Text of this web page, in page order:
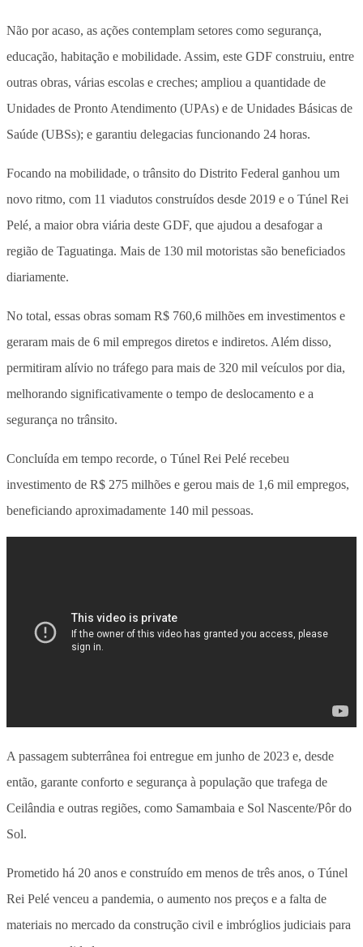
Não por acaso, as ações contemplam setores como segurança,
educação, habitação e mobilidade. Assim, este GDF construiu, entre
outras obras, várias escolas e creches; ampliou a quantidade de
Unidades de Pronto Atendimento (UPAs) e de Unidades Básicas de
Saúde (UBSs); e garantiu delegacias funcionando 24 horas.
Focando na mobilidade, o trânsito do Distrito Federal ganhou um
novo ritmo, com 11 viadutos construídos desde 2019 e o Túnel Rei
Pelé, a maior obra viária deste GDF, que ajudou a desafogar a
região de Taguatinga. Mais de 130 mil motoristas são beneficiados
diariamente.
No total, essas obras somam R$ 760,6 milhões em investimentos e
geraram mais de 6 mil empregos diretos e indiretos. Além disso,
permitiram alívio no tráfego para mais de 320 mil veículos por dia,
melhorando significativamente o tempo de deslocamento e a
segurança no trânsito.
Concluída em tempo recorde, o Túnel Rei Pelé recebeu
investimento de R$ 275 milhões e gerou mais de 1,6 mil empregos,
beneficiando aproximadamente 140 mil pessoas.
A passagem subterrânea foi entregue em junho de 2023 e, desde
então, garante conforto e segurança à população que trafega de
Ceilândia e outras regiões, como Samambaia e Sol Nascente/Pôr do
Sol.
Prometido há 20 anos e construído em menos de três anos, o Túnel
Rei Pelé venceu a pandemia, o aumento nos preços e a falta de
materiais no mercado da construção civil e imbróglios judiciais para